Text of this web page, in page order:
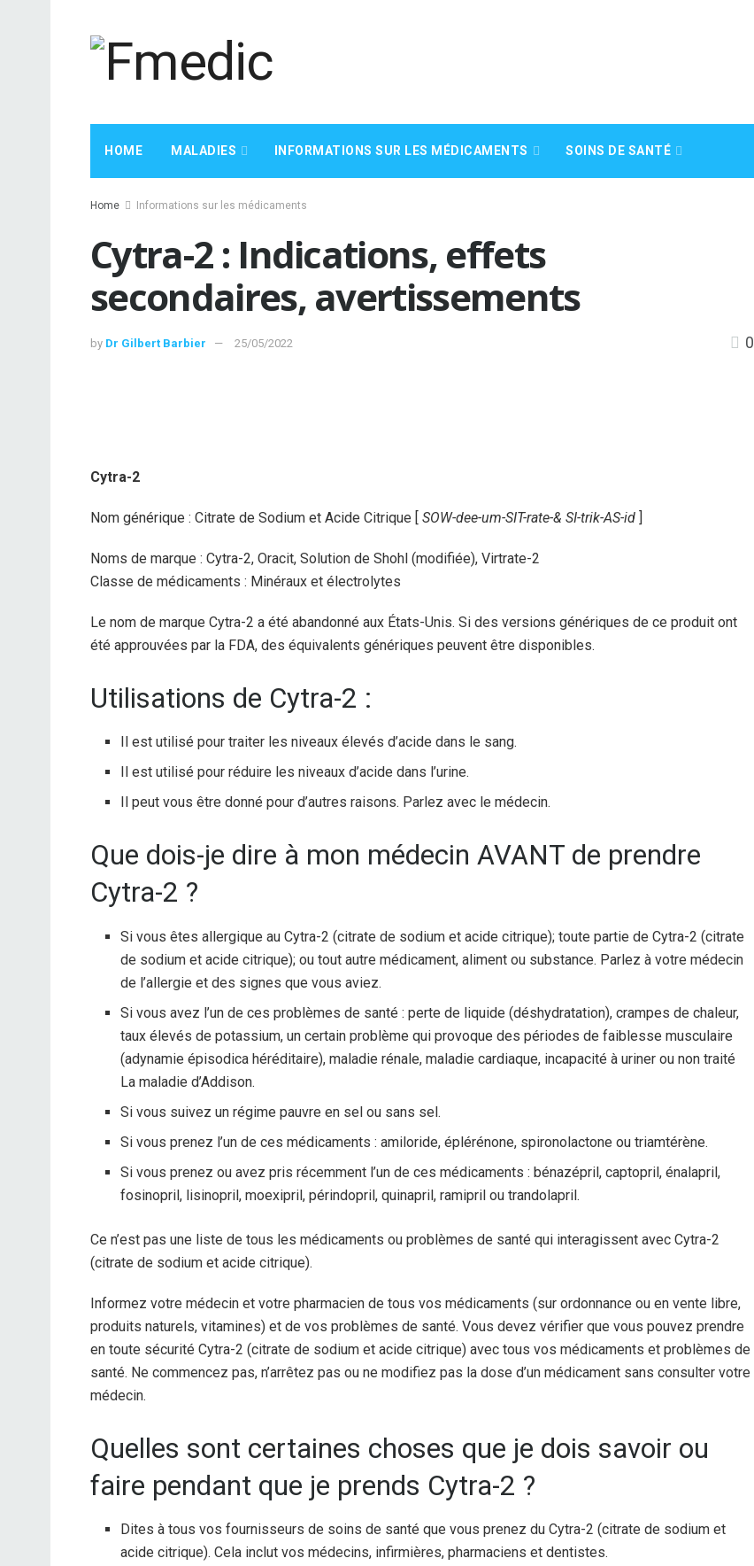
HOME MALADIES INFORMATIONS SUR LES MÉDICAMENTS SOINS DE SANTÉ
Home Informations sur les médicaments
Cytra-2 : Indications, effets
secondaires, avertissements
by Dr Gilbert Barbier 25/05/2022 0
Cytra-2
Nom générique : Citrate de Sodium et Acide Citrique [ SOW-dee-um-SIT-rate-& SI-trik-AS-id ]
Noms de marque : Cytra-2, Oracit, Solution de Shohl (modifiée), Virtrate-2
Classe de médicaments : Minéraux et électrolytes
Le nom de marque Cytra-2 a été abandonné aux États-Unis. Si des versions génériques de ce produit ont
été approuvées par la FDA, des équivalents génériques peuvent être disponibles.
Utilisations de Cytra-2 :
Il est utilisé pour traiter les niveaux élevés d’acide dans le sang.
Il est utilisé pour réduire les niveaux d’acide dans l’urine.
Il peut vous être donné pour d’autres raisons. Parlez avec le médecin.
Que dois-je dire à mon médecin AVANT de prendre
Cytra-2 ?
Si vous êtes allergique au Cytra-2 (citrate de sodium et acide citrique); toute partie de Cytra-2 (citrate
de sodium et acide citrique); ou tout autre médicament, aliment ou substance. Parlez à votre médecin
de l’allergie et des signes que vous aviez.
Si vous avez l’un de ces problèmes de santé : perte de liquide (déshydratation), crampes de chaleur,
taux élevés de potassium, un certain problème qui provoque des périodes de faiblesse musculaire
(adynamie épisodica héréditaire), maladie rénale, maladie cardiaque, incapacité à uriner ou non traité
La maladie d’Addison.
Si vous suivez un régime pauvre en sel ou sans sel.
Si vous prenez l’un de ces médicaments : amiloride, éplérénone, spironolactone ou triamtérène.
Si vous prenez ou avez pris récemment l’un de ces médicaments : bénazépril, captopril, énalapril,
fosinopril, lisinopril, moexipril, périndopril, quinapril, ramipril ou trandolapril.
Ce n’est pas une liste de tous les médicaments ou problèmes de santé qui interagissent avec Cytra-2
(citrate de sodium et acide citrique).
Informez votre médecin et votre pharmacien de tous vos médicaments (sur ordonnance ou en vente libre,
produits naturels, vitamines) et de vos problèmes de santé. Vous devez vérifier que vous pouvez prendre
en toute sécurité Cytra-2 (citrate de sodium et acide citrique) avec tous vos médicaments et problèmes de
santé. Ne commencez pas, n’arrêtez pas ou ne modifiez pas la dose d’un médicament sans consulter votre
médecin.
Quelles sont certaines choses que je dois savoir ou
faire pendant que je prends Cytra-2 ?
Dites à tous vos fournisseurs de soins de santé que vous prenez du Cytra-2 (citrate de sodium et
acide citrique). Cela inclut vos médecins, infirmières, pharmaciens et dentistes.